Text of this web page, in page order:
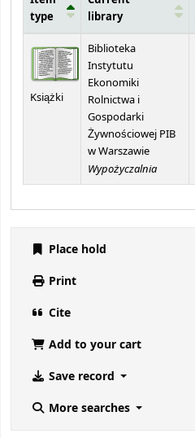
type
library
Książki
Biblioteka
Instytutu
Ekonomiki
Rolnictwa i
Gospodarki
Żywnościowej PIB
w Warszawie
Wypożyczalnia
Place hold
Print
Cite
Add to your cart
Save record
More searches